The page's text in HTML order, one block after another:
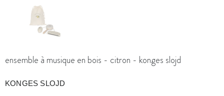
ensemble à musique en bois - citron - konges slojd
KONGES SLOJD